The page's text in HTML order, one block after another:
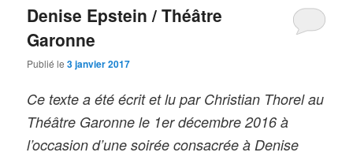
Denise Epstein / Théâtre
Garonne
Publié le3 janvier 2017
Ce texte a été écrit et lu par Christian Thorel au
Théâtre Garonne le 1er décembre 2016 à
l’occasion d’une soirée consacrée à Denise